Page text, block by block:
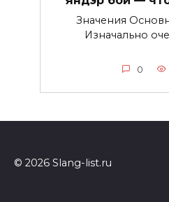
Значения
Изначально
0
© 2026 Slang-list.ru